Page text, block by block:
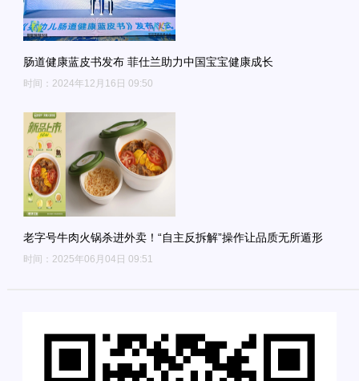
肠道健康蓝皮书发布 菲仕兰助力中国宝宝健康成长
时间：2024年12月16日 09:50
老字号牛肉火锅杀进外卖！“自主反拆解”操作让品质无所遁形
时间：2025年06月04日 09:51